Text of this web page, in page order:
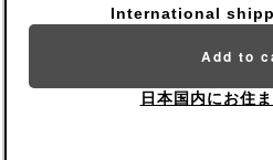
International
Add to
日本国内にお住